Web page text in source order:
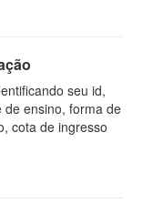
seu id,
de ensino, forma de
cota de ingresso